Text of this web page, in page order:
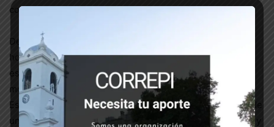
como el “mini Toia”.
Desde chico, Maxi como todxs lxs pibxs que sufren el
hostigamiento y criminalización a diario, cargó con el
estigma de ser pobre. Las torturas y persecuciones eran
moneda corriente en las calles que frecuentaba.
Esto lo convirtió para la policía del barrio en merecedor de
un triste final. Ya lo habían torturado en el destacamento y